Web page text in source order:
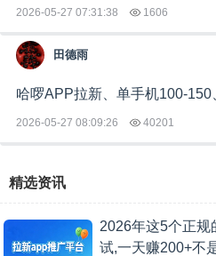
2026-05-27 07:31:38 1606
田德雨
哈啰APP拉新、单手机100-150
2026-05-27 08:09:26 40201
精选资讯
2026年这5个正规
试,一天赚200+不